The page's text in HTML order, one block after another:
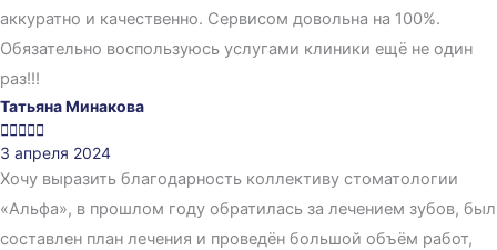
аккуратно и качественно. Сервисом довольна на 100%.
Обязательно воспользуюсь услугами клиники ещё не один
раз!!!
Татьяна Минакова

3 апреля 2024
Хочу выразить благодарность коллективу стоматологии
«Альфа», в прошлом году обратилась за лечением зубов, был
составлен план лечения и проведён большой объём работ,